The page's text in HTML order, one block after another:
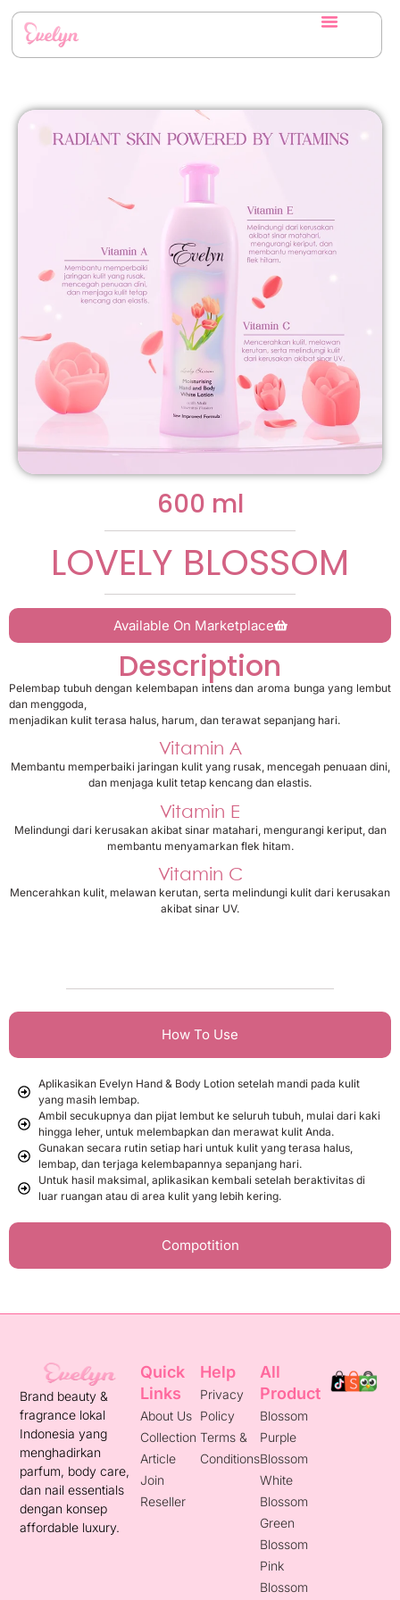
Description
Pelembap tubuh dengan kelembapan intens dan aroma bunga yang lembut
dan menggoda,
menjadikan kulit terasa halus, harum, dan terawat sepanjang hari.
Vitamin A
Membantu memperbaiki jaringan kulit yang rusak, mencegah penuaan dini,
dan menjaga kulit tetap kencang dan elastis.
Vitamin E
Melindungi dari kerusakan akibat sinar matahari, mengurangi keriput, dan
membantu menyamarkan flek hitam.
Vitamin C
Mencerahkan kulit, melawan kerutan, serta melindungi kulit dari kerusakan
akibat sinar UV.
600 ml
LOVELY BLOSSOM
Available On Marketplace
How To Use
Compotition
Aplikasikan Evelyn Hand & Body Lotion setelah mandi pada kulit
yang masih lembap.
Ambil secukupnya dan pijat lembut ke seluruh tubuh, mulai dari kaki
hingga leher, untuk melembapkan dan merawat kulit Anda.
Gunakan secara rutin setiap hari untuk kulit yang terasa halus,
lembap, dan terjaga kelembapannya sepanjang hari.
Untuk hasil maksimal, aplikasikan kembali setelah beraktivitas di
luar ruangan atau di area kulit yang lebih kering.
Brand beauty &
fragrance lokal
Indonesia yang
menghadirkan
parfum, body care,
dan nail essentials
dengan konsep
affordable luxury.
Quick
Links
About Us
Collection
Article
Join
Reseller
Help
Privacy
Policy
Terms &
Conditions
All
Product
Blossom
Purple
Blossom
White
Blossom
Green
Blossom
Pink
Blossom